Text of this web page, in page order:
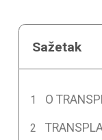
Sažetak
O